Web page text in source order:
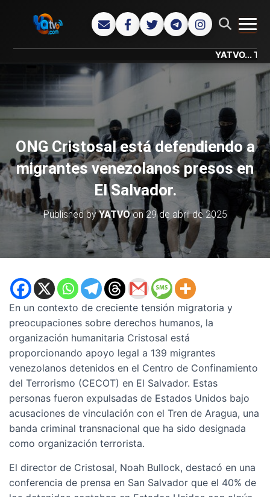
YATVO... Tu
ONG Cristosal está defendiendo a
migrantes venezolanos presos en
El Salvador.
Published byYATVOon29 de abril de 2025
En un contexto de creciente tensión migratoria y
preocupaciones sobre derechos humanos, la
organización humanitaria Cristosal está
proporcionando apoyo legal a 139 migrantes
venezolanos detenidos en el Centro de Confinamiento
del Terrorismo (CECOT) en El Salvador. Estas
personas fueron expulsadas de Estados Unidos bajo
acusaciones de vinculación con el Tren de Aragua, una
banda criminal transnacional que ha sido designada
como organización terrorista.
El director de Cristosal, Noah Bullock, destacó en una
conferencia de prensa en San Salvador que el 40% de